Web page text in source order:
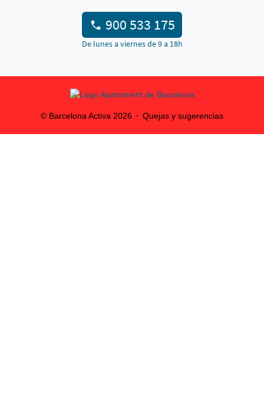
900 533 175
De lunes a viernes de 9 a 18h
© Barcelona Activa 2026 Quejas y sugerencias